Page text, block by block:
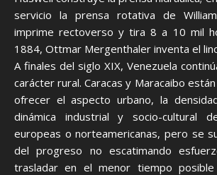
servicio la prensa rotativa de
imprime rectoverso y tira 8 a 10 mil
1884, Ottmar Mergenthaler inventa el
A finales del siglo XIX, Venezuela
carácter rural. Caracas y Maracaibo
ofrecer el aspecto urbano, la
dinámica industrial y socio-cultural
europeas o norteamericanas, pero se
del progreso no escatimando
trasladar en el menor tiempo posible